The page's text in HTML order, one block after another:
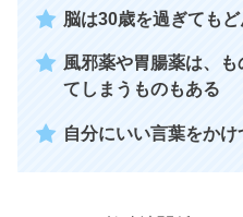
脳は30歳を過ぎても
風邪薬や胃腸薬は、
てしまうものもある
自分にいい言葉をか